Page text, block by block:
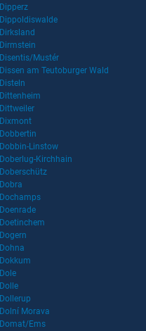
Dipperz
Dippoldiswalde
Dirksland
Dirmstein
Disentis/Mustér
Dissen am Teutoburger Wald
Disteln
Dittenheim
Dittweiler
Dixmont
Dobbertin
Dobbin-Linstow
Doberlug-Kirchhain
Doberschütz
Dobra
Dochamps
Doenrade
Doetinchem
Dogern
Dohna
Dokkum
Dole
Dolle
Dollerup
Dolní Morava
Domat/Ems